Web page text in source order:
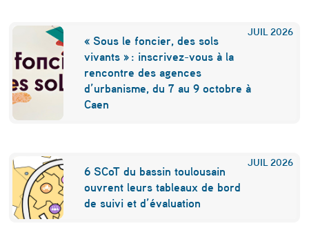
o
i
l
e
u
e
g
r
JUIL 2026
« Sous le foncier, des sols
vivants » : inscrivez-vous à la
rencontre des agences
d’urbanisme, du 7 au 9 octobre à
Caen
JUIL 2026
6 SCoT du bassin toulousain
ouvrent leurs tableaux de bord
de suivi et d’évaluation